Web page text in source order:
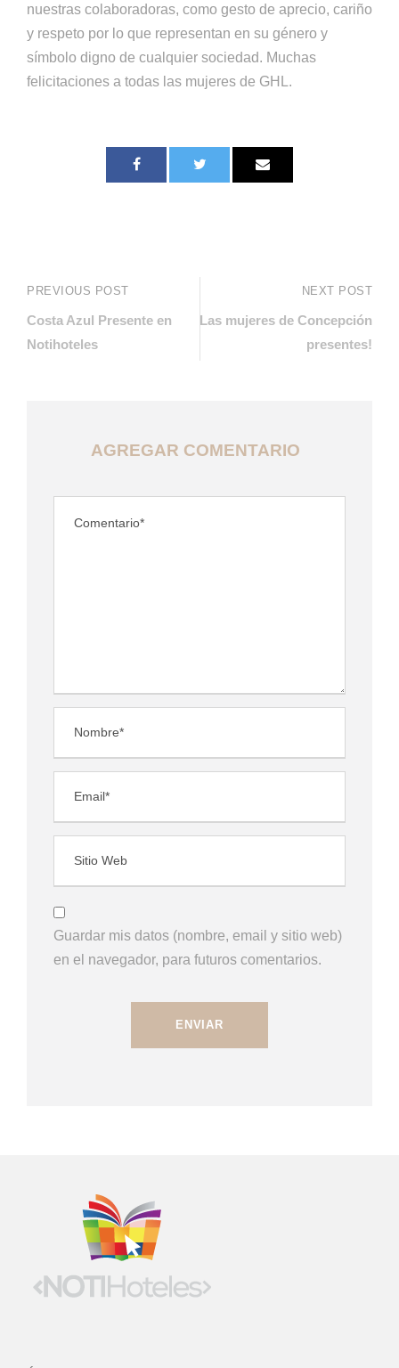
nuestras colaboradoras, como gesto de aprecio, cariño
y respeto por lo que representan en su género y
símbolo digno de cualquier sociedad. Muchas
felicitaciones a todas las mujeres de GHL.
PREVIOUS POST
Costa Azul Presente en
Notihoteles
NEXT POST
Las mujeres de Concepción
presentes!
AGREGAR COMENTARIO
Guardar mis datos (nombre, email y sitio web)
en el navegador, para futuros comentarios.